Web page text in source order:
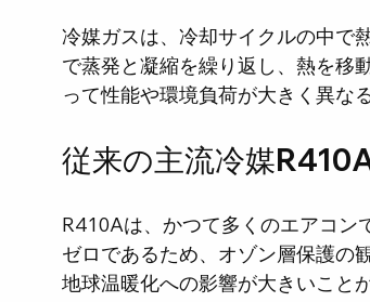
冷媒ガスは、冷却サイクルの中で
で蒸発と凝縮を繰り返し、熱を移
って性能や環境負荷が大きく異な
従来の主流冷媒
R410Aは、かつて多くのエアコン
ゼロであるため、オゾン層保護の
地球温暖化への影響が大きいこと